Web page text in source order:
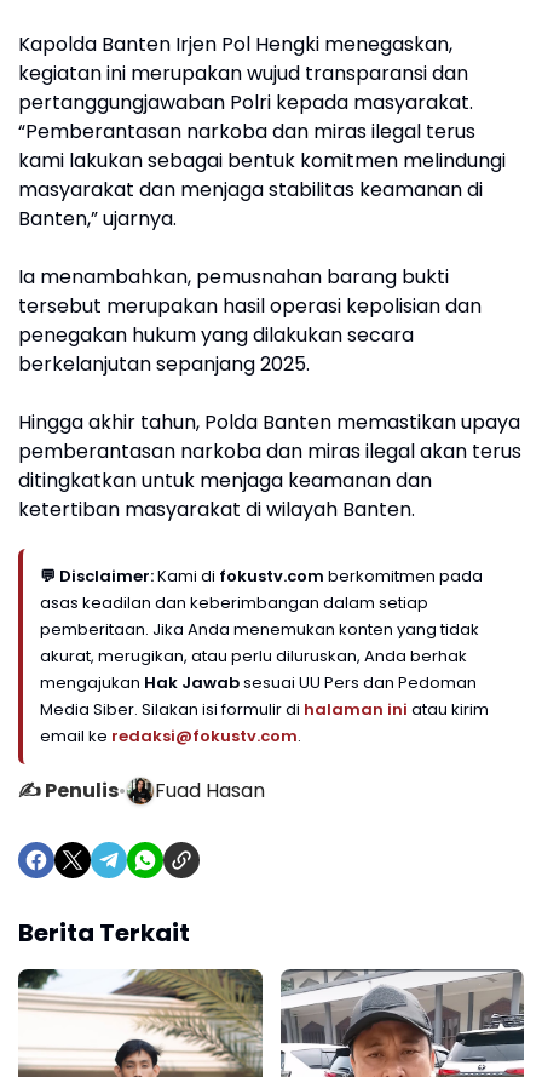
Kapolda Banten Irjen Pol Hengki menegaskan,
kegiatan ini merupakan wujud transparansi dan
pertanggungjawaban Polri kepada masyarakat.
“Pemberantasan narkoba dan miras ilegal terus
kami lakukan sebagai bentuk komitmen melindungi
masyarakat dan menjaga stabilitas keamanan di
Banten,” ujarnya.
Ia menambahkan, pemusnahan barang bukti
tersebut merupakan hasil operasi kepolisian dan
penegakan hukum yang dilakukan secara
berkelanjutan sepanjang 2025.
Hingga akhir tahun, Polda Banten memastikan upaya
pemberantasan narkoba dan miras ilegal akan terus
ditingkatkan untuk menjaga keamanan dan
ketertiban masyarakat di wilayah Banten.
💬 Disclaimer:Kami di fokustv.com berkomitmen pada
asas keadilan dan keberimbangan dalam setiap
pemberitaan. Jika Anda menemukan konten yang tidak
akurat, merugikan, atau perlu diluruskan, Anda berhak
mengajukan Hak Jawabsesuai UU Pers dan Pedoman
Media Siber. Silakan isi formulir di halaman ini atau kirim
email ke redaksi@fokustv.com.
✍️ Penulis• Fuad Hasan
Berita Terkait